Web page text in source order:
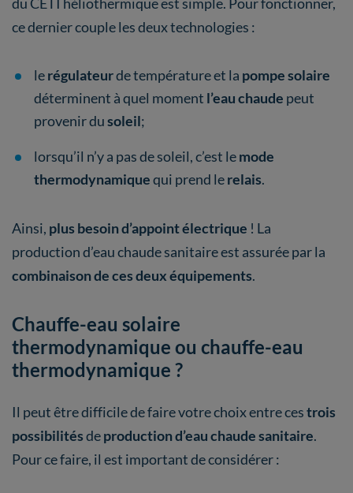
ce dernier couple les deux technologies :
lerégulateurde température et la pompe solaire
déterminent à quel moment l’eau chaude peut
provenir dusoleil;
lorsqu’il n’y a pas de soleil, c’est lemode
thermodynamiquequi prend lerelais.
Ainsi, plus besoin d’appoint électrique ! La
production d’eau chaude sanitaire est assurée par la
combinaison de ces deux équipements.
Chauffe-eau solaire
thermodynamique ou chauffe-eau
thermodynamique ?
Il peut être difficile de faire votre choix entre cestrois
possibilitésdeproduction d’eau chaude sanitaire.
Pour ce faire, il est important de considérer :